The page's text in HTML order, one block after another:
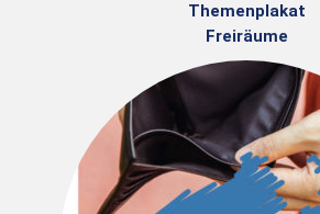
Themenplakat
Freiräume